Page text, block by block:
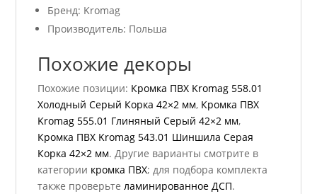
Бренд: Kromag
Производитель: Польша
Похожие декоры
Похожие позиции: Кромка ПВХ Kromag 558.01
Холодный Серый Корка 42×2 мм, Кромка ПВХ
Kromag 555.01 Глиняный Серый 42×2 мм,
Кромка ПВХ Kromag 543.01 Шиншила Серая
Корка 42×2 мм. Другие варианты смотрите в
категории кромка ПВХ; для подбора комплекта
также проверьтеламинированное ДСП.